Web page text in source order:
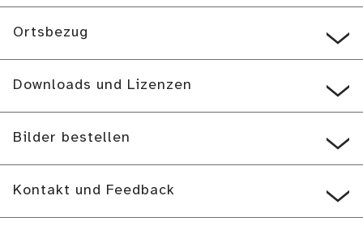
Ortsbezug
Downloads und Lizenzen
Bilder bestellen
Kontakt und Feedback